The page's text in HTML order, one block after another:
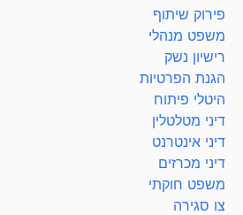
פירוק שיתוף
משפט מנהלי
רישיון נשק
הגנת הפרטיות
היטלי פיתוח
דיני מטלטלין
דיני אינטרנט
דיני מכרזים
משפט חוקתי
צו סגירה